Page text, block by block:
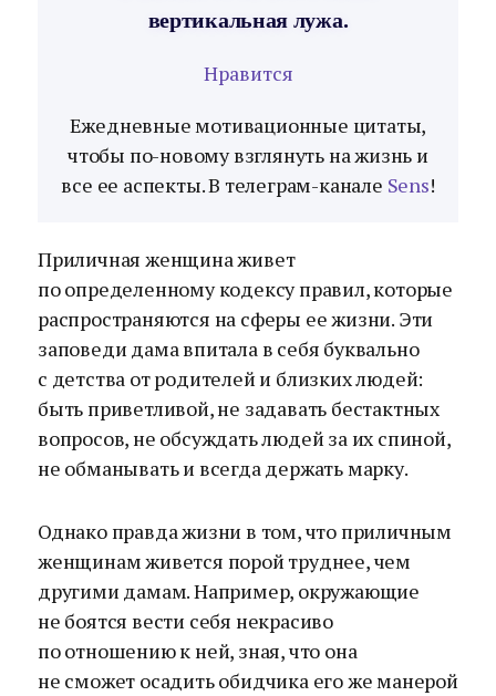
вертикальная лужа.
Нравится
Ежедневные мотивационные цитаты,
чтобы по-новому взглянуть на жизнь и
все ее аспекты. В телеграм-канале Sens!
Приличная женщина живет
по определенному кодексу правил, которые
распространяются на сферы ее жизни. Эти
заповеди дама впитала в себя буквально
с детства от родителей и близких людей:
быть приветливой, не задавать бестактных
вопросов, не обсуждать людей за их спиной,
не обманывать и всегда держать марку.
Однако правда жизни в том, что приличным
женщинам живется порой труднее, чем
другими дамам. Например, окружающие
не боятся вести себя некрасиво
по отношению к ней, зная, что она
не сможет осадить обидчика его же манерой